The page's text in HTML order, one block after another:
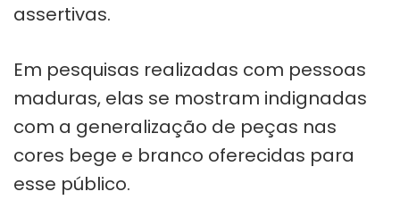
assertivas.
Em pesquisas realizadas com pessoas
maduras, elas se mostram indignadas
com a generalização de peças nas
cores bege e branco oferecidas para
esse público.